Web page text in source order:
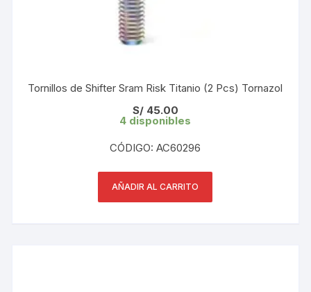
Tornillos de Shifter Sram Risk Titanio (2 Pcs) Tornazol
S/45.00
4 disponibles
CÓDIGO: AC60296
AÑADIR AL CARRITO